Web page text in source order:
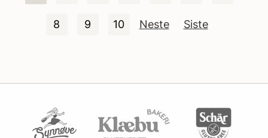
8 9 10 Neste Siste